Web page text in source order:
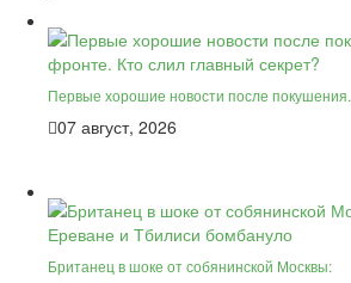
Первые хорошие новости после покушения.
07 август, 2026
Британец в шоке от собянинской Москвы: